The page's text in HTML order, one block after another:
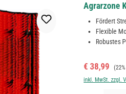
Agrarzone
Fördert
Flexible
Robustes
€ 38,99
inkl. MwSt. zzgl.
Produkt